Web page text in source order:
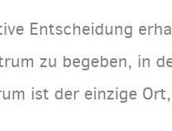
Entscheidung
zu begeben, in
ist der einzige